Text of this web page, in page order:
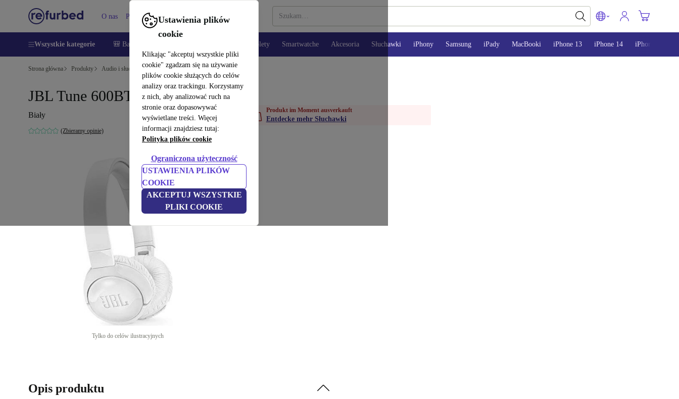
Ustawienia plików
cookie
Klikając "akceptuj wszystkie pliki
cookie" zgadzam się na używanie
plików cookie służących do celów
analizy oraz trackingu. Korzystamy
z nich, aby analizować ruch na
stronie oraz dopasowywać
wyświetlane treści. Więcej
informacji znajdziesz tutaj:
Polityka plików cookie
Ograniczona użyteczność
USTAWIENIA PLIKÓW
COOKIE
AKCEPTUJ WSZYSTKIE
PLIKI COOKIE
O nas Pomoc
Wszystkie kategorie 🎒 Back to school Tablety Smartwatche Akcesoria Słuchawki iPhony Samsung iPady MacBooki iPhone 13 iPhone 14 iPhone 15
Strona główna Produkty Audio i słuchawki Słuchawki
JBL Tune 600BTNC
Biały
(Zbieramy opinie)
Tylko do celów ilustracyjnych
Produkt im Moment ausverkauft
Entdecke mehr Słuchawki
Opis produktu